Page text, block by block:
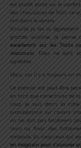
est plutôt porté sur le
des chaussures de Trail, ce
ont dans le ventre.
Ensuite je les ai
grande surprise, je pense
excelleront sur les Trails
maximum. Elles ne sont
agréable.
Mais, car il y a toujours un
Le premier est peut-être
en tant que correctrices de
coup je suis dans la
protubérance sur l’avant
on ne sait pas forcément
mais au final, des
ampoule, du coup ceux qui
en magasin pour s’assurer